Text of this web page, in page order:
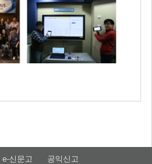
e-신문고 공익신고